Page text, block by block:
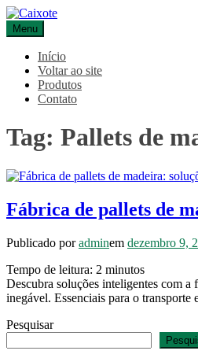
Pular
para
o
conteúdo
Caixote
Blog – Caixote
Menu
Início
Voltar ao site
Produtos
Contato
Tag: Pallets de
Fábrica de pallets de
Publicado poradminem dezembro 9,
Tempo de leitura: 2 minutos
Descubra soluções inteligentes com a
inegável. Essenciais para o
Pesquisar